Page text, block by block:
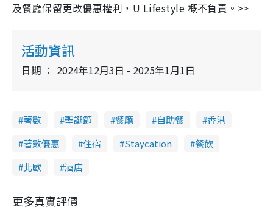
及餐廳保留更改優惠權利，U Lifestyle 概不負責。>>
活動資訊
日期 2024年12月3日 - 2025年1月1日
著數 聖誕節 餐廳 自助餐
香港
著數優惠
住宿 Staycation
餐飲
北歐
酒店
更多真實評價